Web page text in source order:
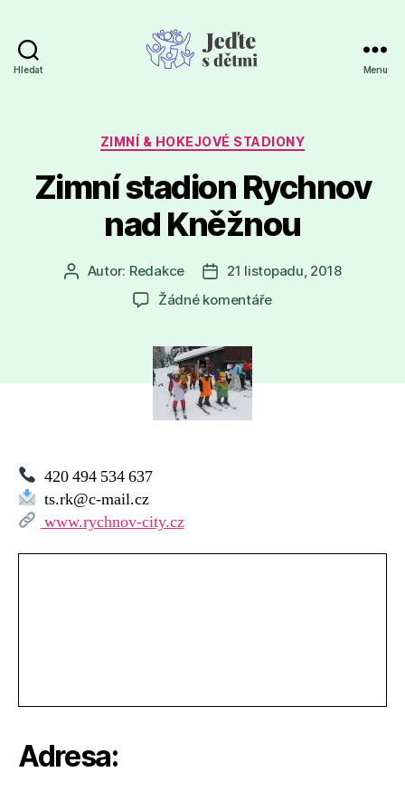
Hledat Menu
Rubriky
ZIMNÍ & HOKEJOVÉ STADIONY
Zimní stadion Rychnov
nad Kněžnou
AutorAutor: Redakce
Datum
příspěvku
21 listopadu, 2018
Žádné komentářeu
420 494 534 637
ts.rk@c-mail.cz
www.rychnov-city.cz
Adresa: